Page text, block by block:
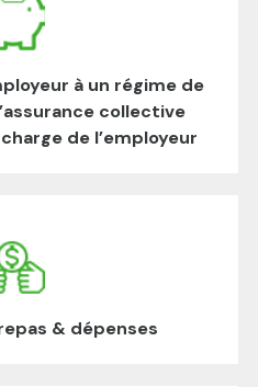
à un régime de
collective
de l’employeur
& dépenses